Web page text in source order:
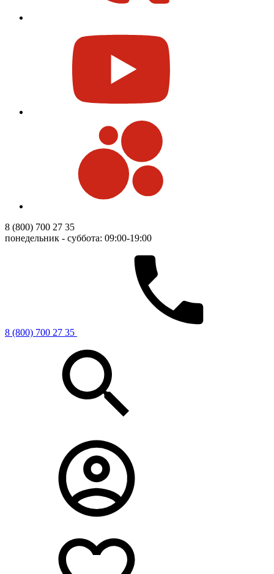
8 (800) 700 27 35
понедельник - суббота: 09:00-19:00
8 (800) 700 27 35